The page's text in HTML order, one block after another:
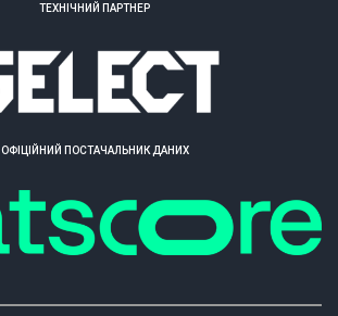
ТЕХНІЧНИЙ ПАРТНЕР
ОФІЦІЙНИЙ ПОСТАЧАЛЬНИК ДАНИХ